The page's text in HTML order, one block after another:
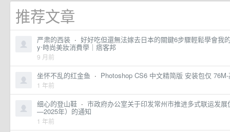
推荐文章
严肃的西装 · 好好吃但還無法嫁去日本的關鍵6步驟輕鬆學會我
y‧時尚美妝消費學｜痞客邦
9 月前
坐怀不乱的红金鱼 · Photoshop CS6 中文精简版 安装包仅
1 年前
细心的登山鞋 · 市政府办公室关于印发常州市推进多式联运发
—2025年）的通知
1 年前